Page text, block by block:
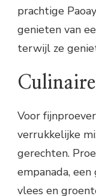
prachtige
genieten van
terwijl ze
Voor
verrukkelijke
gerechten.
empanada,
vlees en